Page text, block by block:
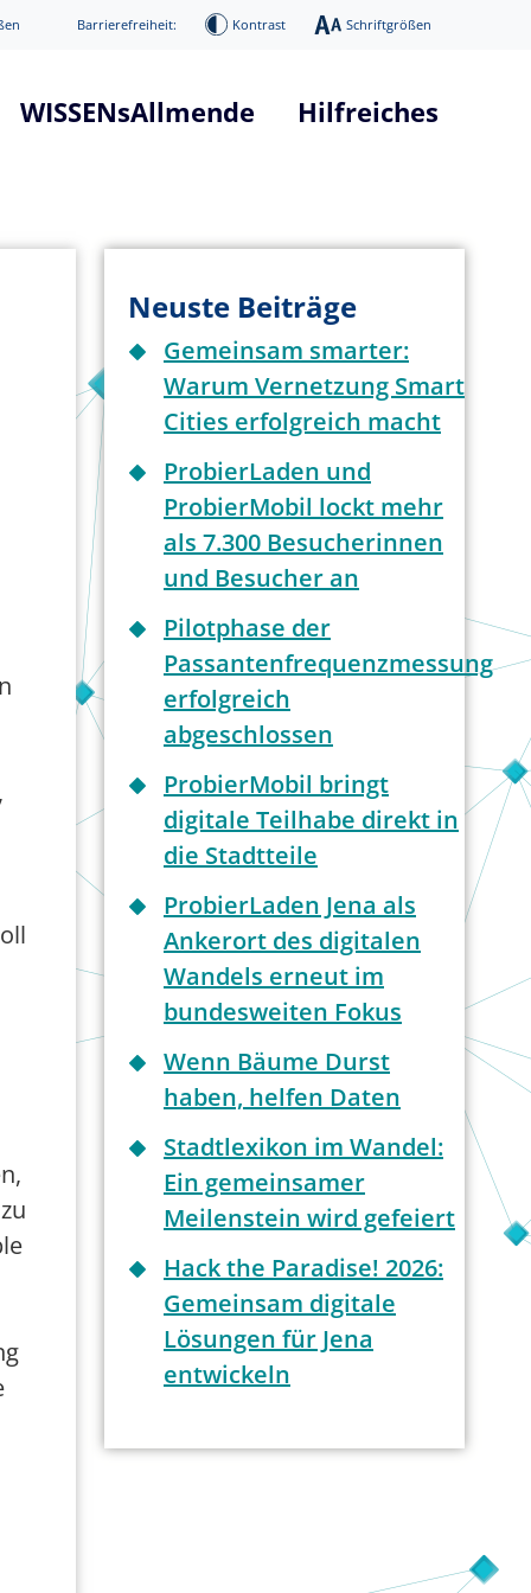
Barrierefreiheit: Kontrast Schriftgrößen
WISSENsAllmende
Systemarchitektur
Hilfreiches
Infos über 5G Technologie
News / Presse
Digitaler Donnerstag
Veranstaltungen
Neuste Beiträge
Gemeinsam smarter:
Warum Vernetzung Smart
Cities erfolgreich macht
ProbierLaden und
ProbierMobil lockt mehr
als 7.300 Besucherinnen
und Besucher an
Pilotphase der
Passantenfrequenzmessung
erfolgreich
abgeschlossen
ProbierMobil bringt
digitale Teilhabe direkt in
die Stadtteile
ProbierLaden Jena als
Ankerort des digitalen
Wandels erneut im
bundesweiten Fokus
Wenn Bäume Durst
haben, helfen Daten
Stadtlexikon im Wandel:
Ein gemeinsamer
Meilenstein wird gefeiert
Hack the Paradise! 2026:
Gemeinsam digitale
Lösungen für Jena
entwickeln